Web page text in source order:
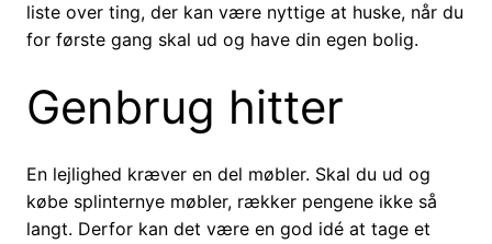
liste over ting, der kan være nyttige at huske, når du
for første gang skal ud og have din egen bolig.
Genbrug hitter
En lejlighed kræver en del møbler. Skal du ud og
købe splinternye møbler, rækker pengene ikke så
langt. Derfor kan det være en god idé at tage et